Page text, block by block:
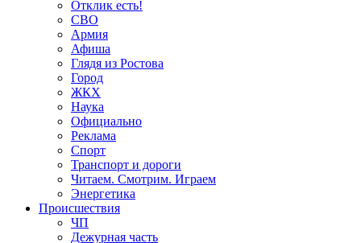
Отклик есть!
СВО
Армия
Афиша
Глядя из Ростова
Город
ЖКХ
Наука
Официально
Реклама
Спорт
Транспорт и дороги
Читаем. Смотрим. Играем
Энергетика
Происшествия
ЧП
Дежурная часть